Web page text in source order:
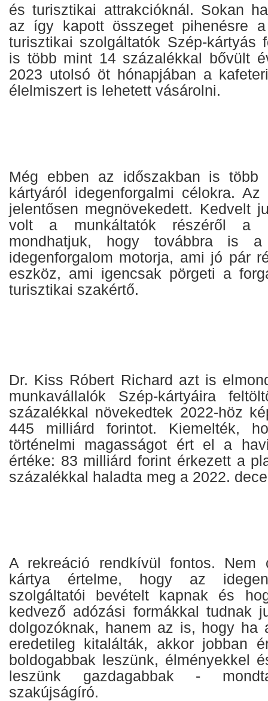
és turisztikai attrakcióknál. Sokan
az így kapott összeget pihenésre
turisztikai szolgáltatók Szép-kártyás
is több mint 14 százalékkal bővült
2023 utolsó öt hónapjában a
élelmiszert is lehetett vásárolni.
Még ebben az időszakban is több
kártyáról idegenforgalmi célokra.
jelentősen megnövekedett. Kedvelt
volt a munkáltatók részéről a
mondhatjuk, hogy továbbra is
idegenforgalom motorja, ami jó pár
eszköz, ami igencsak pörgeti a
turisztikai szakértő.
Dr. Kiss Róbert Richard azt is
munkavállalók Szép-kártyáira
százalékkal növekedtek 2022-höz
445 milliárd forintot. Kiemelték,
történelmi magasságot ért el a
értéke: 83 milliárd forint érkezett a
százalékkal haladta meg a 2022.
A rekreáció rendkívül fontos.
kártya értelme, hogy az
szolgáltatói bevételt kapnak és
kedvező adózási formákkal tudnak
dolgozóknak, hanem az is, hogy ha
eredetileg kitalálták, akkor jobban
boldogabbak leszünk, élményekkel
leszünk gazdagabbak -
szakújságíró.